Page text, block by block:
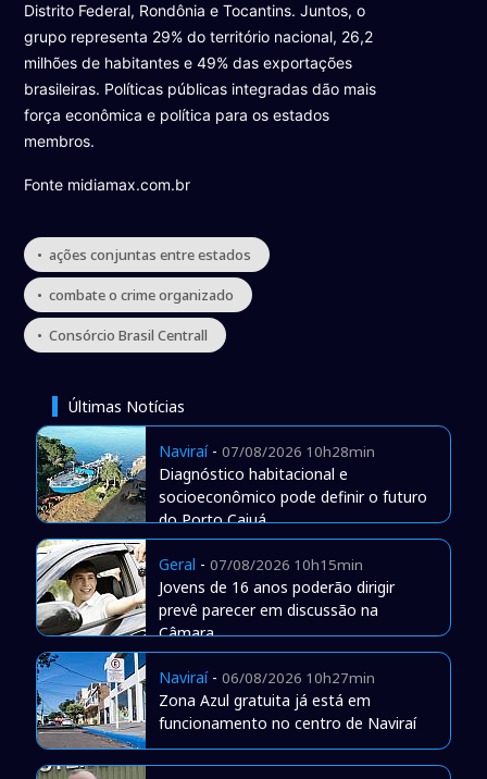
Distrito Federal, Rondônia e Tocantins. Juntos, o
grupo representa 29% do território nacional, 26,2
milhões de habitantes e 49% das exportações
brasileiras. Políticas públicas integradas dão mais
força econômica e política para os estados
membros.
Fonte midiamax.com.br
• ações conjuntas entre estados
• combate o crime organizado
• Consórcio Brasil Centrall
Últimas Notícias
Naviraí- 07/08/2026 10h28min
Diagnóstico habitacional e
socioeconômico pode definir o futuro
do Porto Caiuá
Geral - 07/08/2026 10h15min
Jovens de 16 anos poderão dirigir
prevê parecer em discussão na
Câmara
Naviraí- 06/08/2026 10h27min
Zona Azul gratuita já está em
funcionamento no centro de Naviraí